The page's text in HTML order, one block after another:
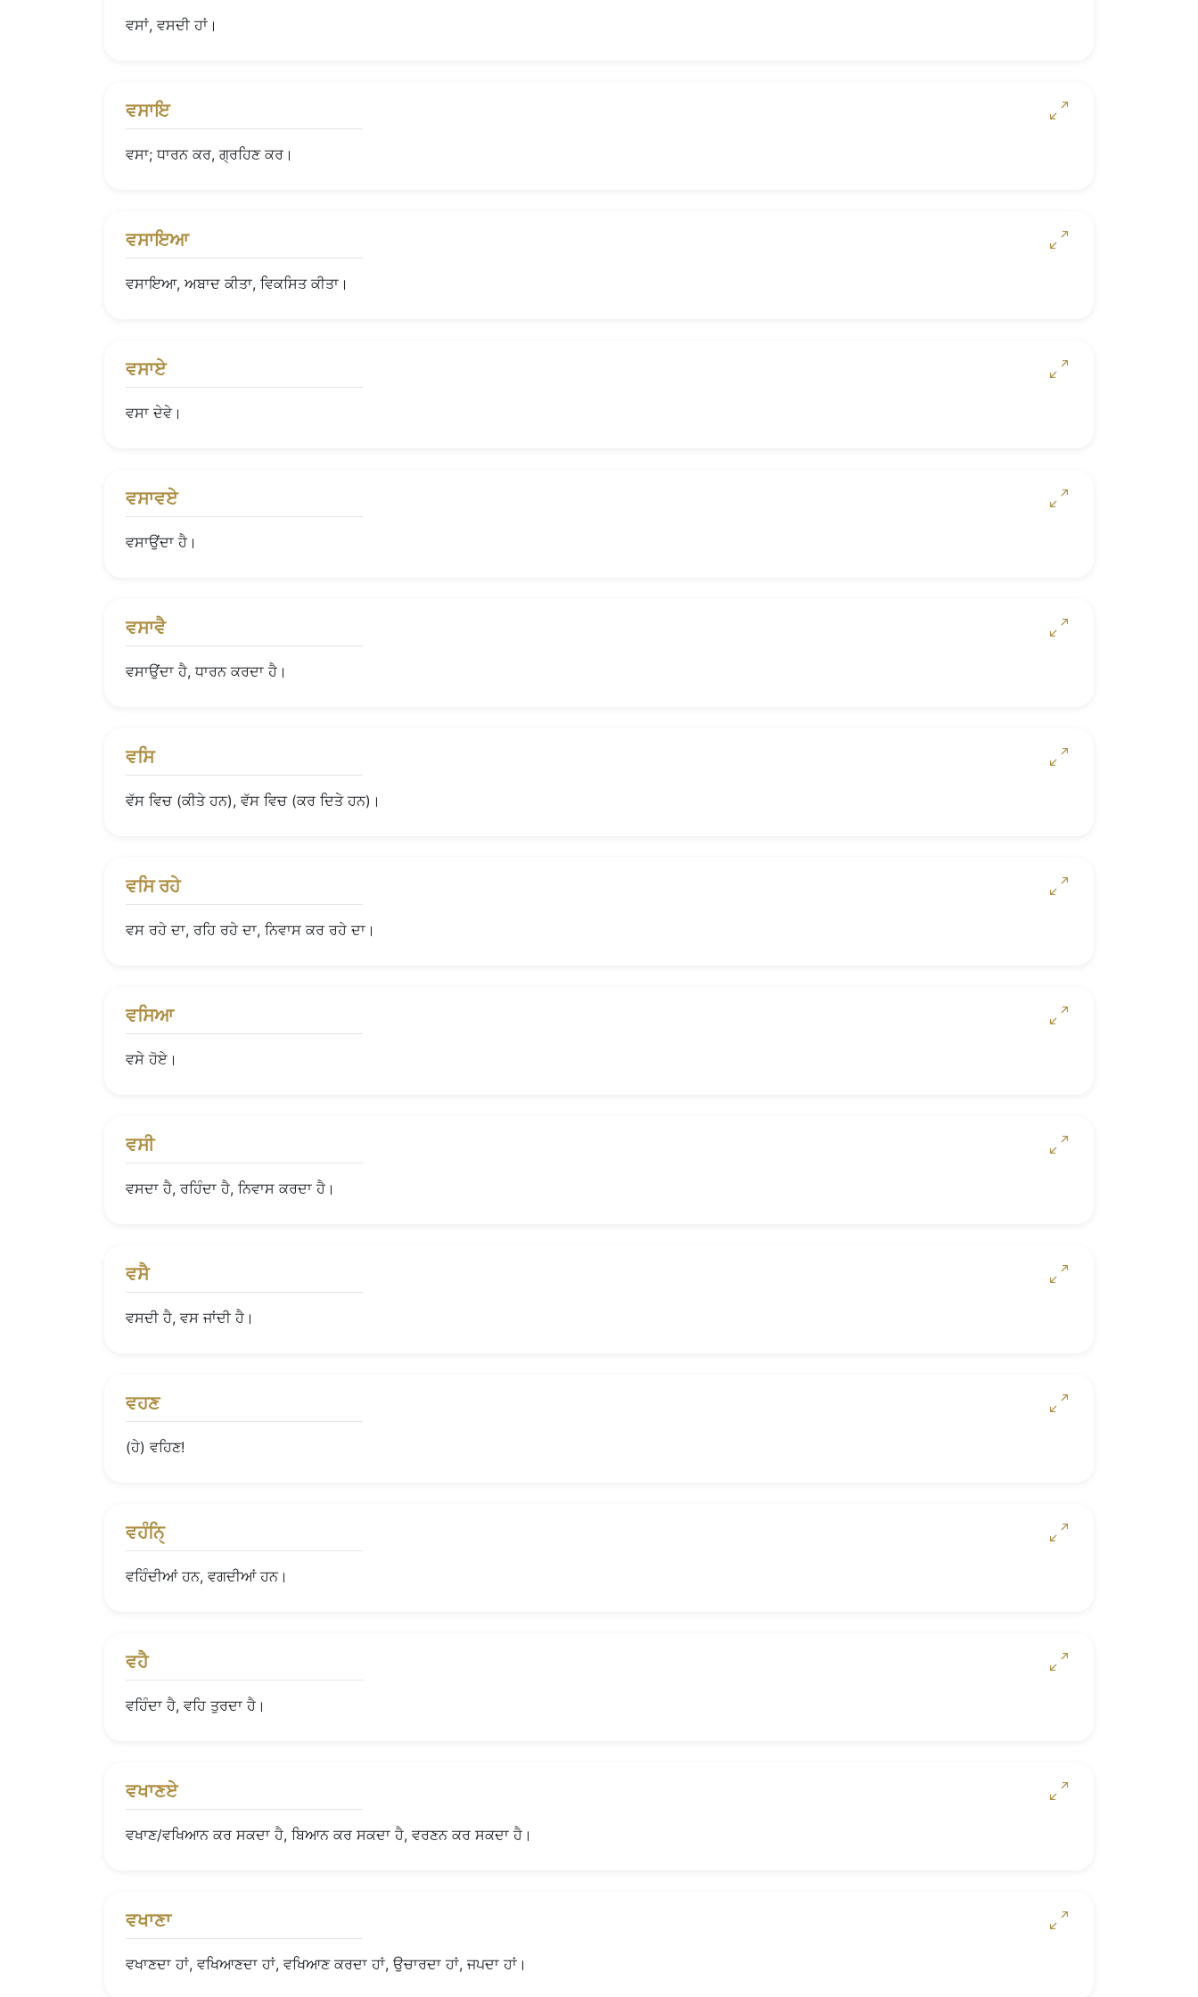
ਵਸਾਂ, ਵਸਦੀ ਹਾਂ।
ਵਸਾਇ
ਵਸਾ; ਧਾਰਨ ਕਰ, ਗ੍ਰਹਿਣ ਕਰ।
ਵਸਾਇਆ
ਵਸਾਇਆ, ਅਬਾਦ ਕੀਤਾ, ਵਿਕਸਿਤ ਕੀਤਾ।
ਵਸਾਏ
ਵਸਾ ਦੇਵੇ।
ਵਸਾਵਏ
ਵਸਾਉਂਦਾ ਹੈ।
ਵਸਾਵੈ
ਵਸਾਉਂਦਾ ਹੈ, ਧਾਰਨ ਕਰਦਾ ਹੈ।
ਵਸਿ
ਵੱਸ ਵਿਚ (ਕੀਤੇ ਹਨ), ਵੱਸ ਵਿਚ (ਕਰ ਦਿਤੇ ਹਨ)।
ਵਸਿ ਰਹੇ
ਵਸ ਰਹੇ ਦਾ, ਰਹਿ ਰਹੇ ਦਾ, ਨਿਵਾਸ ਕਰ ਰਹੇ ਦਾ।
ਵਸਿਆ
ਵਸੇ ਹੋਏ।
ਵਸੀ
ਵਸਦਾ ਹੈ, ਰਹਿੰਦਾ ਹੈ, ਨਿਵਾਸ ਕਰਦਾ ਹੈ।
ਵਸੈ
ਵਸਦੀ ਹੈ, ਵਸ ਜਾਂਦੀ ਹੈ।
ਵਹਣ
(ਹੇ) ਵਹਿਣ!
ਵਹੰਨੑਿ
ਵਹਿੰਦੀਆਂ ਹਨ, ਵਗਦੀਆਂ ਹਨ।
ਵਹੈ
ਵਹਿੰਦਾ ਹੈ, ਵਹਿ ਤੁਰਦਾ ਹੈ।
ਵਖਾਣਏ
ਵਖਾਣ/ਵਖਿਆਨ ਕਰ ਸਕਦਾ ਹੈ, ਬਿਆਨ ਕਰ ਸਕਦਾ ਹੈ, ਵਰਣਨ ਕਰ ਸਕਦਾ ਹੈ।
ਵਖਾਣਾ
ਵਖਾਣਦਾ ਹਾਂ, ਵਖਿਆਣਦਾ ਹਾਂ, ਵਖਿਆਣ ਕਰਦਾ ਹਾਂ, ਉਚਾਰਦਾ ਹਾਂ, ਜਪਦਾ ਹਾਂ।